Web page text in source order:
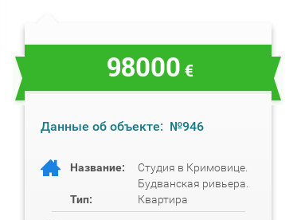
98000 €
Данные об объекте: №946
Название:
Студия в Кримовице.
Будванская ривьера.
Тип:
Квартира